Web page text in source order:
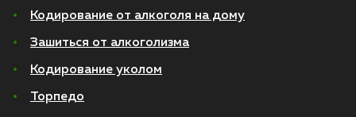
Кодирование от алкоголя на дому
Зашиться от алкоголизма
Кодирование уколом
Торпедо